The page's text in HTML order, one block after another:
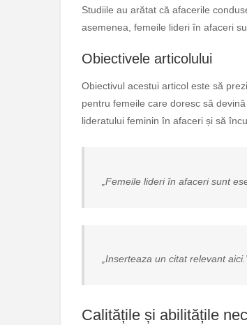
Studiile au arătat că afacerile
asemenea, femeile lideri în afaceri
Obiectivele articolului
Obiectivul acestui articol este să
pentru femeile care doresc să
lideratului feminin în afaceri și să
„Femeile lideri în afaceri sunt
„Inserteaza un citat relevant
Calitățile și abilitățile